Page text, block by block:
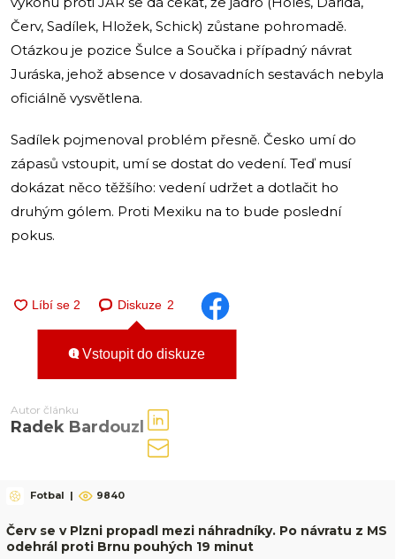
Červ, Sadílek, Hložek, Schick) zůstane pohromadě.
Otázkou je pozice Šulce a Součka i případný návrat
Juráska, jehož absence v dosavadních sestavách nebyla
oficiálně vysvětlena.
Sadílek pojmenoval problém přesně. Česko umí do
zápasů vstoupit, umí se dostat do vedení. Teď musí
dokázat něco těžšího: vedení udržet a dotlačit ho
druhým gólem. Proti Mexiku na to bude poslední
pokus.
Diskuze 2
Vstoupit do diskuze
Autor článku
Radek Bardouzl
Fotbal | 9840
Červ se v Plzni propadl mezi náhradníky. Po návratu z MS
odehrál proti Brnu pouhých 19 minut